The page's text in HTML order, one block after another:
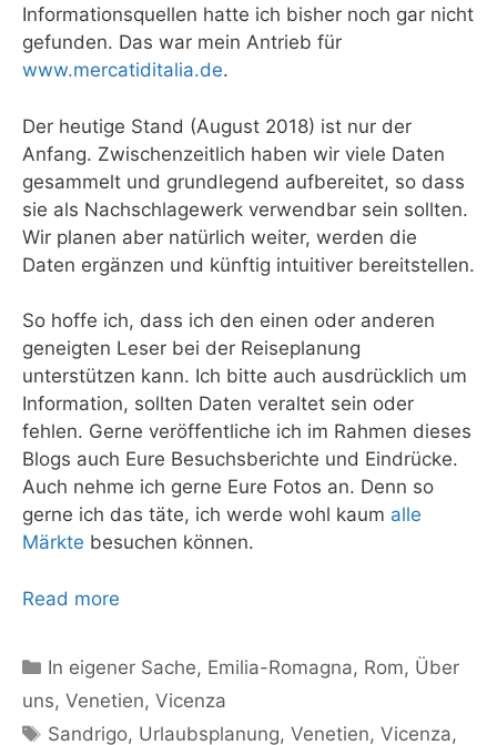
Informationsquellen hatte ich bisher noch gar nicht
gefunden. Das war mein Antrieb für
www.mercatiditalia.de.
Der heutige Stand (August 2018) ist nur der
Anfang. Zwischenzeitlich haben wir viele Daten
gesammelt und grundlegend aufbereitet, so dass
sie als Nachschlagewerk verwendbar sein sollten.
Wir planen aber natürlich weiter, werden die
Daten ergänzen und künftig intuitiver bereitstellen.
So hoffe ich, dass ich den einen oder anderen
geneigten Leser bei der Reiseplanung
unterstützen kann. Ich bitte auch ausdrücklich um
Information, sollten Daten veraltet sein oder
fehlen. Gerne veröffentliche ich im Rahmen dieses
Blogs auch Eure Besuchsberichte und Eindrücke.
Auch nehme ich gerne Eure Fotos an. Denn so
gerne ich das täte, ich werde wohl kaum alle
Märkte besuchen können.
Read more
Kategorien
In eigener Sache, Emilia-Romagna, Rom, Über
uns, Venetien, Vicenza
Schlagwörter
Sandrigo, Urlaubsplanung,Venetien,Vicenza,